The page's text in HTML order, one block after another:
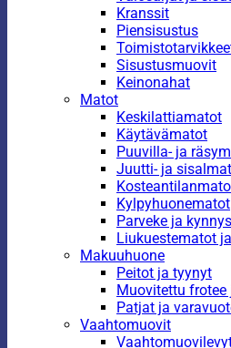
Kranssit
Piensisustus
Sisustusmuovit
Keinonahat
Matot
Keskilattiamatot
Käytävämatot
Puuvilla- ja
Juutti- ja
Kylpyhuonematot
Parveke ja
Liukuestematot
Makuuhuone
Peitot ja tyynyt
Muovitettu
Patjat ja
Vaahtomuovit